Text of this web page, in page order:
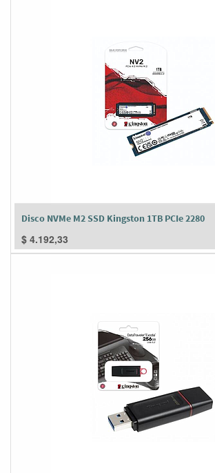
Disco NVMe M2 SSD Kingston 1TB PCIe 2280
$ 4.192,33